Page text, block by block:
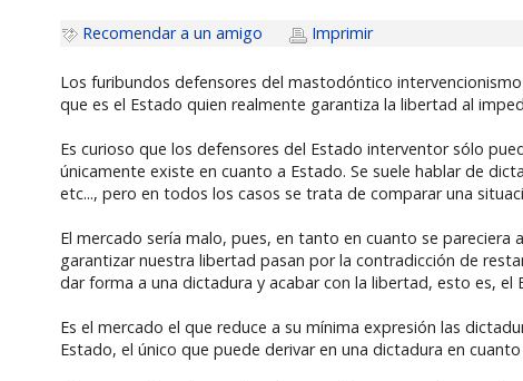
Recomendar a un amigo Imprimir
Los furibundos defensores del mastodóntico
que es el Estado quien realmente garantiza la libertad al
Es curioso que los defensores del Estado interventor sólo
únicamente existe en cuanto a Estado. Se suele hablar de
etc..., pero en todos los casos se trata de comparar una
El mercado sería malo, pues, en tanto en cuanto se
garantizar nuestra libertad pasan por la contradicción de
dar forma a una dictadura y acabar con la libertad, esto es, el
Es el mercado el que reduce a su mínima expresión las
Estado, el único que puede derivar en una dictadura en